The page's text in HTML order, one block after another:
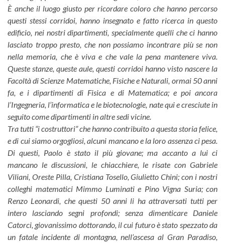
È anche il luogo giusto per ricordare coloro che hanno percorso
questi stessi corridoi, hanno insegnato e fatto ricerca in questo
edificio, nei nostri dipartimenti, specialmente quelli che ci hanno
lasciato troppo presto, che non possiamo incontrare più se non
nella memoria, che è viva e che vale la pena mantenere viva.
Queste stanze, queste aule, questi corridoi hanno visto nascere la
Facoltà di Scienze Matematiche, Fisiche e Naturali, ormai 50 anni
fa, e i dipartimenti di Fisica e di Matematica; e poi ancora
l’Ingegneria, l’informatica e le biotecnologie, nate qui e cresciute in
seguito come dipartimenti in altre sedi vicine.
Tra tutti “i costruttori” che hanno contribuito a questa storia felice,
e di cui siamo orgogliosi, alcuni mancano e la loro assenza ci pesa.
Di questi, Paolo è stato il più giovane; ma accanto a lui ci
mancano le discussioni, le chiacchiere, le risate con Gabriele
Viliani, Oreste Pilla, Cristiana Tosello, Giulietto Chini; con i nostri
colleghi matematici Mimmo Luminati e Pino Vigna Suria; con
Renzo Leonardi, che questi 50 anni li ha attraversati tutti per
intero lasciando segni profondi; senza dimenticare Daniele
Catorci, giovanissimo dottorando, il cui futuro è stato spezzato da
un fatale incidente di montagna, nell’ascesa al Gran Paradiso,